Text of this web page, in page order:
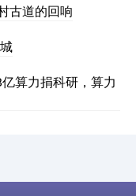
古道的回响
算力捐科研，算力